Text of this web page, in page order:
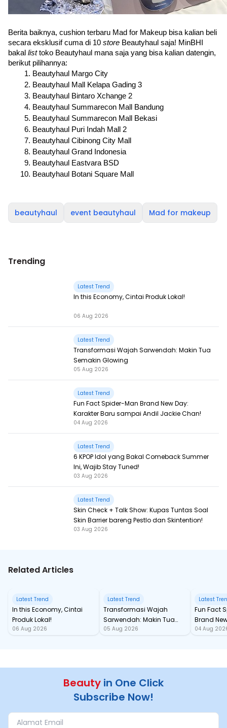
Berita baiknya, cushion terbaru Mad for Makeup bisa kalian beli
secara eksklusif cuma di 10 store Beautyhaul saja! MinBHI
bakal list toko Beautyhaul mana saja yang bisa kalian datengin,
berikut pilihannya:
Beautyhaul Margo City
Beautyhaul Mall Kelapa Gading 3
Beautyhaul Bintaro Xchange 2
Beautyhaul Summarecon Mall Bandung
Beautyhaul Summarecon Mall Bekasi
Beautyhaul Puri Indah Mall 2
Beautyhaul Cibinong City Mall
Beautyhaul Grand Indonesia
Beautyhaul Eastvara BSD
Beautyhaul Botani Square Mall
beautyhaul event beautyhaul Mad for makeup
Trending
Latest Trend
In this Economy, Cintai Produk Lokal!
06 Aug 2026
Latest Trend
Transformasi Wajah Sarwendah: Makin Tua
Semakin Glowing
05 Aug 2026
Latest Trend
Fun Fact Spider-Man Brand New Day:
Karakter Baru sampai Andil Jackie Chan!
04 Aug 2026
Latest Trend
6 KPOP Idol yang Bakal Comeback Summer
Ini, Wajib Stay Tuned!
03 Aug 2026
Latest Trend
Skin Check + Talk Show: Kupas Tuntas Soal
Skin Barrier bareng Pestlo dan Skintention!
03 Aug 2026
Related Articles
Latest Trend
In this Economy, Cintai
Produk Lokal!
06 Aug 2026
Latest Trend
Transformasi Wajah
Sarwendah: Makin Tua
Semakin Glowing
05 Aug 2026
Latest
Fun Fact Spider-Man
Brand
Baru
04 Aug
Beauty in One Click
Subscribe Now!